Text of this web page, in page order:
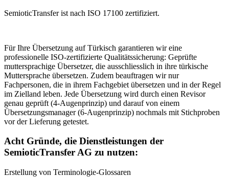
SemioticTransfer ist nach ISO 17100 zertifiziert.
Für Ihre Übersetzung auf Türkisch garantieren wir eine
professionelle ISO-zertifizierte Qualitätssicherung: Geprüfte
muttersprachige Übersetzer, die ausschliesslich in ihre türkische
Muttersprache übersetzen. Zudem beauftragen wir nur
Fachpersonen, die in ihrem Fachgebiet übersetzen und in der Regel
im Zielland leben. Jede Übersetzung wird durch einen Revisor
genau geprüft (4-Augenprinzip) und darauf von einem
Übersetzungsmanager (6-Augenprinzip) nochmals mit Stichproben
vor der Lieferung getestet.
Acht Gründe, die Dienstleistungen der
SemioticTransfer AG zu nutzen:
Erstellung von Terminologie-Glossaren